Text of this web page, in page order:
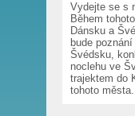
Vydejte se s
Během
Dánsku a
bude
Švédsku,
noclehu ve
trajektem do
tohoto města.